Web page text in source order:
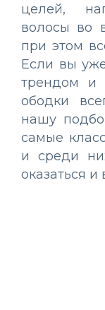
целей,
волосы во
при этом
Если вы
трендом и
ободки
нашу
самые
и среди
оказаться